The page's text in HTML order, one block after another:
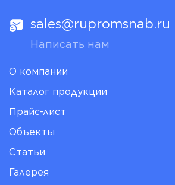
О компании
Каталог продукции
Прайс-лист
Объекты
Статьи
Галерея
sales@rupromsnab.ru
Написать нам